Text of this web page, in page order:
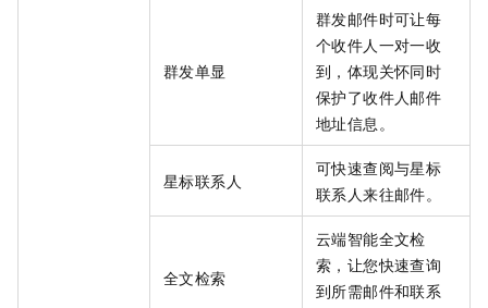
群发单显
群发邮件时可让每
个收件人一对一收
到，体现关怀同时
保护了收件人邮件
地址信息。
星标联系人
可快速查阅与星标
联系人来往邮件。
全文检索
云端智能全文检
索，让您快速查询
到所需邮件和联系